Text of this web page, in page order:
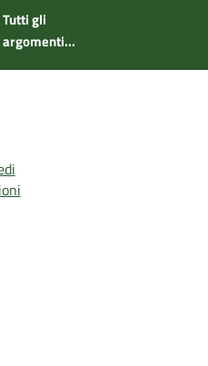
Tutti gli
argomenti...